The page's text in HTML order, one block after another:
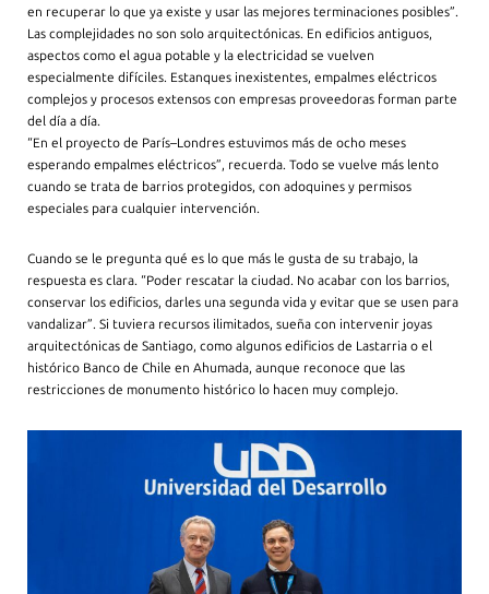
en recuperar lo que ya existe y usar las mejores terminaciones posibles”.
Las complejidades no son solo arquitectónicas. En edificios antiguos,
aspectos como el agua potable y la electricidad se vuelven
especialmente difíciles. Estanques inexistentes, empalmes eléctricos
complejos y procesos extensos con empresas proveedoras forman parte
del día a día.
“En el proyecto de París–Londres estuvimos más de ocho meses
esperando empalmes eléctricos”, recuerda. Todo se vuelve más lento
cuando se trata de barrios protegidos, con adoquines y permisos
especiales para cualquier intervención.
Cuando se le pregunta qué es lo que más le gusta de su trabajo, la
respuesta es clara. “Poder rescatar la ciudad. No acabar con los barrios,
conservar los edificios, darles una segunda vida y evitar que se usen para
vandalizar”. Si tuviera recursos ilimitados, sueña con intervenir joyas
arquitectónicas de Santiago, como algunos edificios de Lastarria o el
histórico Banco de Chile en Ahumada, aunque reconoce que las
restricciones de monumento histórico lo hacen muy complejo.